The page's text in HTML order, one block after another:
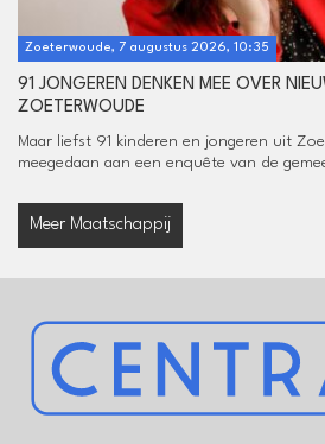
Zoeterwoude, 7 augustus 2026, 10:35
91 JONGEREN DENKEN MEE OVER
ZOETERWOUDE
Maar liefst 91 kinderen en jongeren uit
meegedaan aan een enquête van de
Meer Maatschappij